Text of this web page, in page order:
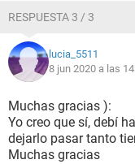
RESPUESTA 3 / 3
lucia_5511
8 jun 2020 a las
Muchas gracias ):
Yo creo que sí, debí
dejarlo pasar tanto
Muchas gracias